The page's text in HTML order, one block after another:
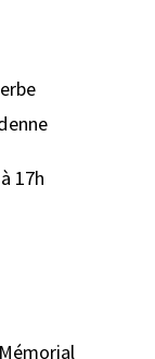
17h